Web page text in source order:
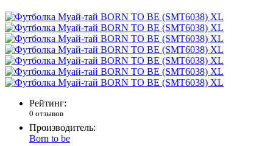
Рейтинг:
0 отзывов
Производитель:
Born to be